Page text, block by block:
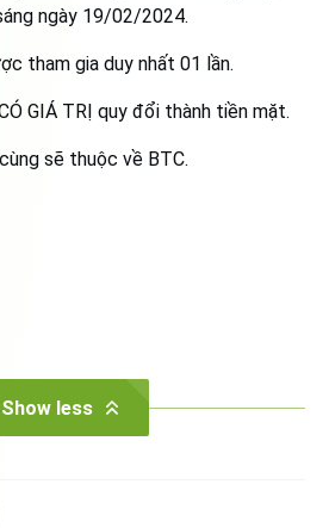
ngày 19/02/2024.
tham gia duy nhất 01 lần.
GIÁ TRỊ quy đổi thành tiền mặt.
sẽ thuộc về BTC.
Show less